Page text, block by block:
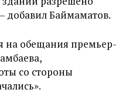
добавил Баймаматов.
на обещания премьер-
со стороны